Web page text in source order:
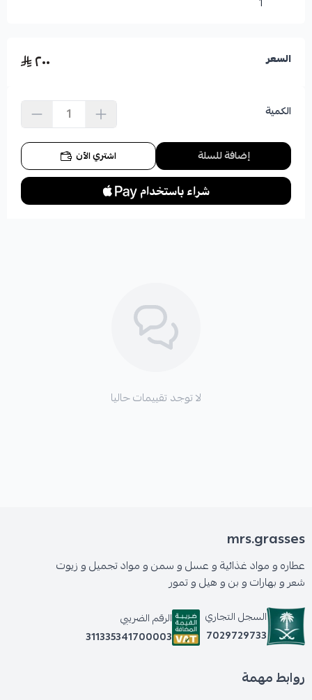
السعر ٢٠٠
الكمية
إضافة للسلة اشتري الآن
لا توجد تقييمات حاليا
mrs.grasses
عطاره و مواد غذائية و عسل و سمن و مواد تجميل و زيوت
شعر و بهارات و بن و هيل و تمور
السجل التجاري
7029729733
الرقم الضريبي
311335341700003
روابط مهمة